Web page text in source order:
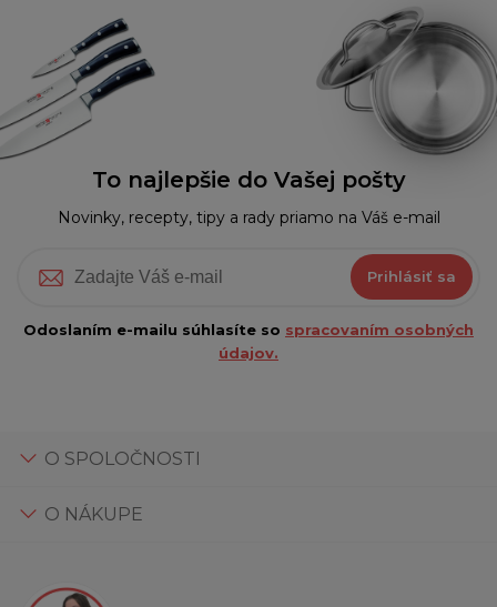
To najlepšie do Vašej pošty
Novinky, recepty, tipy a rady priamo na Váš e-mail
Prihlásiť sa
Odoslaním e-mailu súhlasíte so spracovaním osobných
údajov.
O SPOLOČNOSTI
O NÁKUPE